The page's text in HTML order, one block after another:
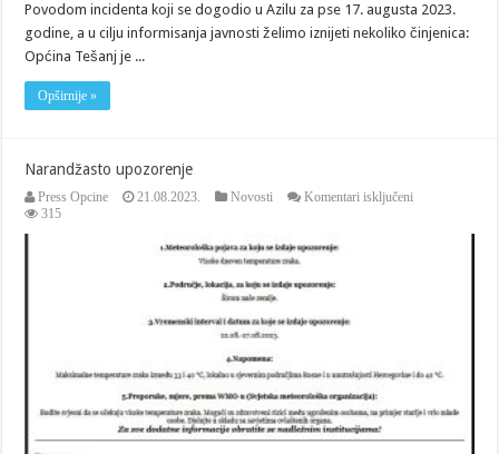
Povodom incidenta koji se dogodio u Azilu za pse 17. augusta 2023.
godine, a u cilju informisanja javnosti želimo iznijeti nekoliko činjenica:
Općina Tešanj je ...
Opširnije »
Narandžasto upozorenje
Press Opcine 21.08.2023. Novosti Komentari isključeni
315